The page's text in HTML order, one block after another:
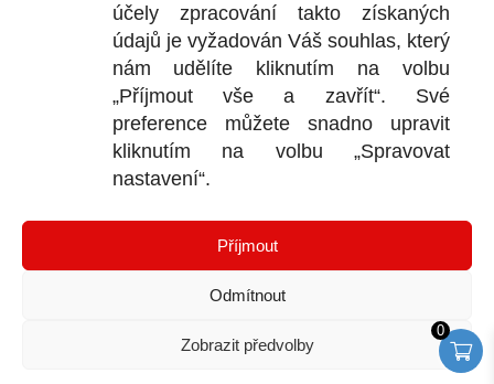
účely zpracování takto získaných
údajů je vyžadován Váš souhlas, který
nám udělíte kliknutím na volbu
„Příjmout vše a zavřít“. Své
preference můžete snadno upravit
kliknutím na volbu „Spravovat
nastavení“.
Příjmout
Odmítnout
Zobrazit předvolby
Obchodní
Ochrana
0